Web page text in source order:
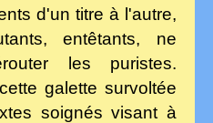
d'un titre à l'autre,
entêtants, ne
les puristes.
galette survoltée
soignés visant à